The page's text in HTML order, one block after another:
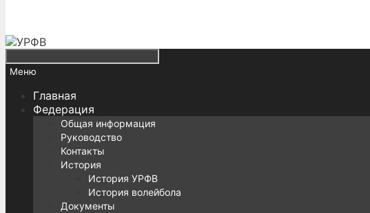
Меню
Главная
Федерация
Общая информация
Руководство
Контакты
История
История УРФВ
История волейбола
Документы